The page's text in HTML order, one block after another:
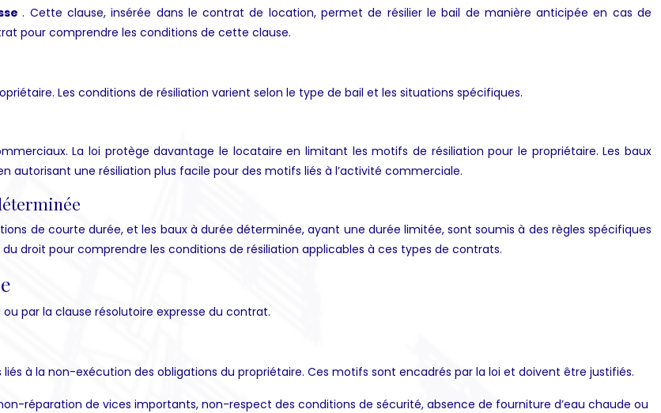
. Cette clause, insérée dans le contrat de location, permet de résilier le bail de manière anticipée en cas de
pour comprendre les conditions de cette clause.
Les conditions de résiliation varient selon le type de bail et les situations spécifiques.
La loi protège davantage le locataire en limitant les motifs de résiliation pour le propriétaire. Les baux
autorisant une résiliation plus facile pour des motifs liés à l’activité commerciale.
de courte durée, et les baux à durée déterminée, ayant une durée limitée, sont soumis à des règles spécifiques
droit pour comprendre les conditions de résiliation applicables à ces types de contrats.
par la clause résolutoire expresse du contrat.
à la non-exécution des obligations du propriétaire. Ces motifs sont encadrés par la loi et doivent être justifiés.
réparation de vices importants, non-respect des conditions de sécurité, absence de fourniture d’eau chaude ou